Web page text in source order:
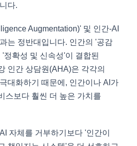
다.
Augmentation)' 및 인간-AI
는 정반대입니다. 인간의 '공감
정확성 및 신속성'이 결합된
인간 상담원(AHA)은 각각의
대화하기 때문에, 인간이나 AI가
스보다 훨씬 더 높은 가치를
자체를 거부하기보다 '인간이